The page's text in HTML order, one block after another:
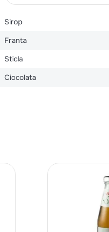
Sirop
Franta
Sticla
Ciocolata